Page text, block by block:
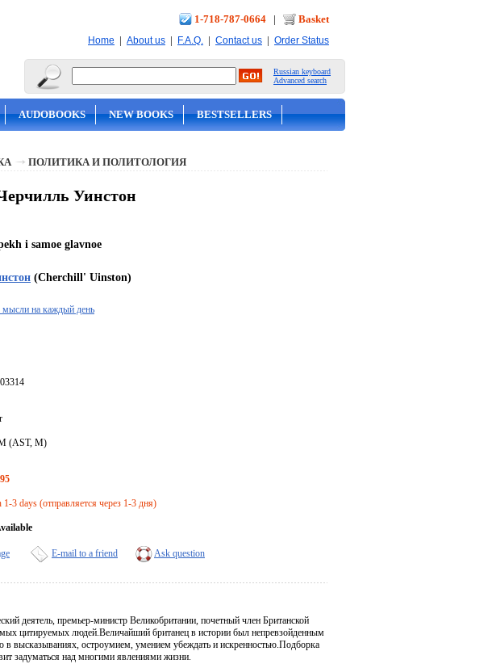
1-718-787-0664 | Basket
Home | About us | F.A.Q. | Contact us | Order Status
Russian keyboard
Advanced search
AUDOBOOKS NEW BOOKS BESTSELLERS
ПОЛИТИКА И ПОЛИТОЛОГИЯ
Уинстон
i samoe glavnoe
(Cherchill' Uinston)
на каждый день
(AST, M)
3 days (отправляется через 1-3 дня)
E-mail to a friend Ask question
деятель, премьер-министр Великобритании, почетный член Британской
цитируемых людей.Величайший британец в истории был непревзойденным
высказываниях, остроумием, умением убеждать и искренностью.Подборка
задуматься над многими явлениями жизни.